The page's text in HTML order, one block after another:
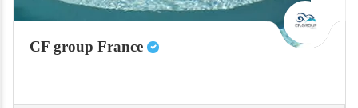
CF group France